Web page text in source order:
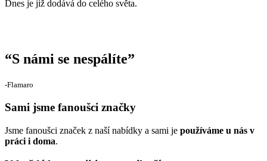
Dnes je již dodává do celého světa.
“S námi se nespálíte”
‐Flamaro
Sami jsme fanoušci značky
Jsme fanoušci značek z naší nabídky a sami je používáme u nás v
práci i doma.